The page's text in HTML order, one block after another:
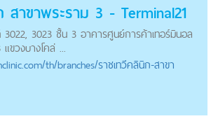
สาขาพระราม 3 - Terminal21
3022, 3023 ชั้น 3 อาคารศูนย์การค้าเทอร์มินอล
ขวงบางโคล่ ...
/th/branches/ราชเทวีคลินิก-สาขา